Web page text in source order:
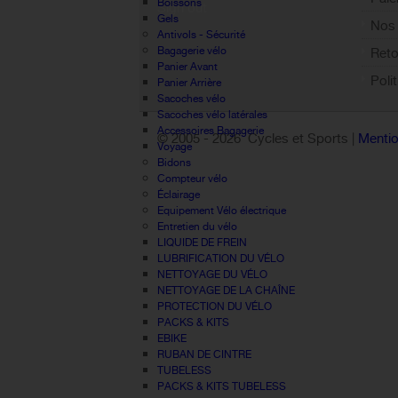
Boissons
Gels
Antivols - Sécurité
Bagagerie vélo
Panier Avant
Panier Arrière
Sacoches vélo
Sacoches vélo latérales
Accessoires Bagagerie
Voyage
Bidons
Compteur vélo
Éclairage
Equipement Vélo électrique
Entretien du vélo
LIQUIDE DE FREIN
LUBRIFICATION DU VÉLO
NETTOYAGE DU VÉLO
NETTOYAGE DE LA CHAÎNE
PROTECTION DU VÉLO
PACKS & KITS
EBIKE
RUBAN DE CINTRE
TUBELESS
PACKS & KITS TUBELESS
Sign out
© 2005 -2026 Cycles et Sports |